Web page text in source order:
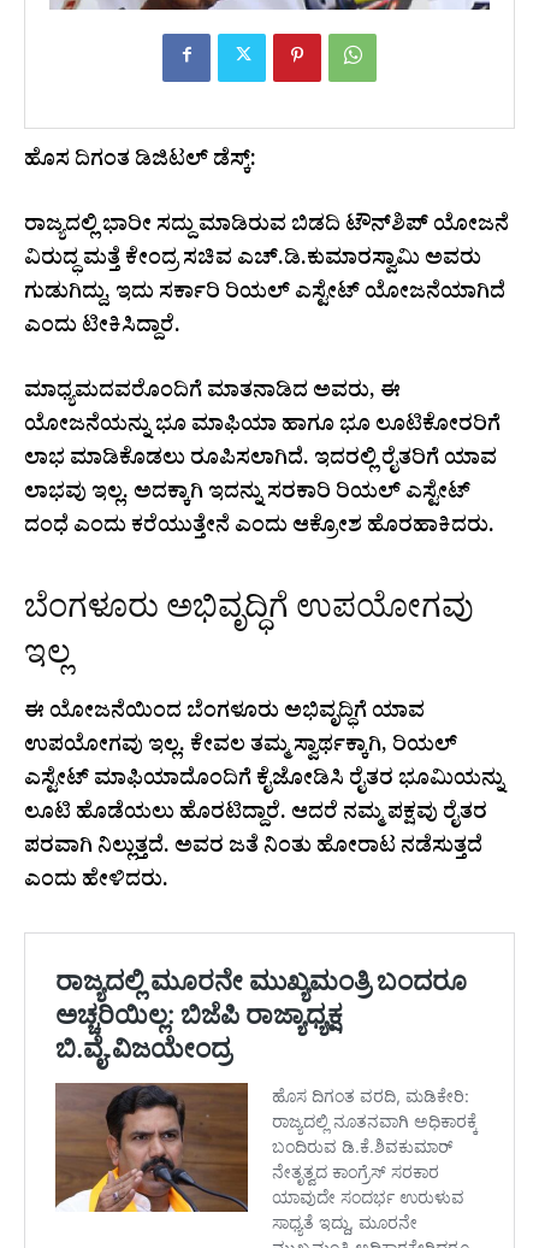
ಹೊಸ ದಿಗಂತ ಡಿಜಿಟಲ್ ಡೆಸ್ಕ್:
ರಾಜ್ಯದಲ್ಲಿ ಭಾರೀ ಸದ್ದು ಮಾಡಿರುವ ಬಿಡದಿ ಟೌನ್‌ಶಿಪ್ ಯೋಜನೆ
ವಿರುದ್ಧ ಮತ್ತೆ ಕೇಂದ್ರ ಸಚಿವ ಎಚ್.ಡಿ.ಕುಮಾರಸ್ವಾಮಿ ಅವರು
ಗುಡುಗಿದ್ದು, ಇದು ಸರ್ಕಾರಿ ರಿಯಲ್ ಎಸ್ಟೇಟ್ ಯೋಜನೆಯಾಗಿದೆ
ಎಂದು ಟೀಕಿಸಿದ್ದಾರೆ.
ಮಾಧ್ಯಮದವರೊಂದಿಗೆ ಮಾತನಾಡಿದ ಅವರು, ಈ
ಯೋಜನೆಯನ್ನು ಭೂ ಮಾಫಿಯಾ ಹಾಗೂ ಭೂ ಲೂಟಿಕೋರರಿಗೆ
ಲಾಭ ಮಾಡಿಕೊಡಲು ರೂಪಿಸಲಾಗಿದೆ. ಇದರಲ್ಲಿ ರೈತರಿಗೆ ಯಾವ
ಲಾಭವು ಇಲ್ಲ. ಅದಕ್ಕಾಗಿ ಇದನ್ನು ಸರಕಾರಿ ರಿಯಲ್ ಎಸ್ಟೇಟ್
ದಂಧೆ ಎಂದು ಕರೆಯುತ್ತೇನೆ ಎಂದು ಆಕ್ರೋಶ ಹೊರಹಾಕಿದರು.
ಬೆಂಗಳೂರು ಅಭಿವೃದ್ಧಿಗೆ ಉಪಯೋಗವು
ಇಲ್ಲ
ಈ ಯೋಜನೆಯಿಂದ ಬೆಂಗಳೂರು ಅಭಿವೃದ್ಧಿಗೆ ಯಾವ
ಉಪಯೋಗವು ಇಲ್ಲ. ಕೇವಲ ತಮ್ಮ ಸ್ವಾರ್ಥಕ್ಕಾಗಿ, ರಿಯಲ್
ಎಸ್ಟೇಟ್ ಮಾಫಿಯಾದೊಂದಿಗೆ ಕೈಜೋಡಿಸಿ ರೈತರ ಭೂಮಿಯನ್ನು
ಲೂಟಿ ಹೊಡೆಯಲು ಹೊರಟಿದ್ದಾರೆ. ಆದರೆ ನಮ್ಮ ಪಕ್ಷವು ರೈತರ
ಪರವಾಗಿ ನಿಲ್ಲುತ್ತದೆ. ಅವರ ಜತೆ ನಿಂತು ಹೋರಾಟ ನಡೆಸುತ್ತದೆ
ಎಂದು ಹೇಳಿದರು.